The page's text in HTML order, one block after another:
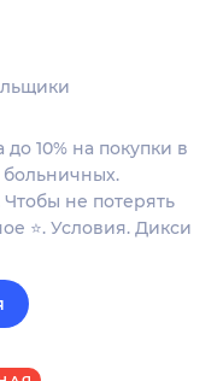
10% на покупки в
больничных.
не потерять
⭐. Условия. Дикси